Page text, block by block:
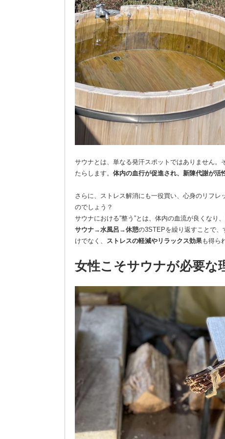
サウナとは、単なる発汗スポットではありません
たらします。 体内の血行が促進され、新陳代謝が活
さらに、ストレス解消にも一役買い、心身のリフ
のでしょう？
サウナにおける”整う”とは、体内の血流が良くなり
サウナ→水風呂→休憩の3STEPを繰り返すことで
けでなく、
ストレスの軽減やリラックス効果も得ら
女性こそサウナが必要な